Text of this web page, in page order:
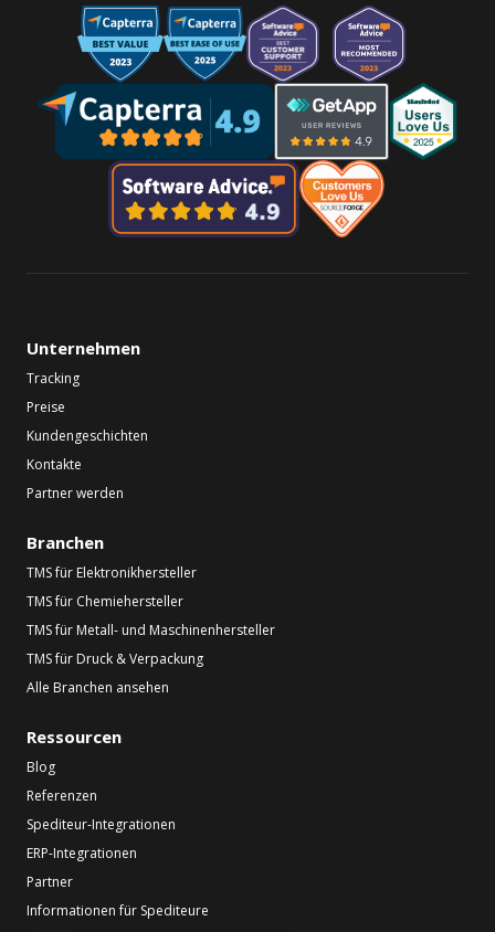
Unternehmen
Tracking
Preise
Kundengeschichten
Kontakte
Partner werden
Branchen
TMS für Elektronikhersteller
TMS für Chemiehersteller
TMS für Metall- und Maschinenhersteller
TMS für Druck & Verpackung
Alle Branchen ansehen
Ressourcen
Blog
Referenzen
Spediteur-Integrationen
ERP-Integrationen
Partner
Informationen für Spediteure